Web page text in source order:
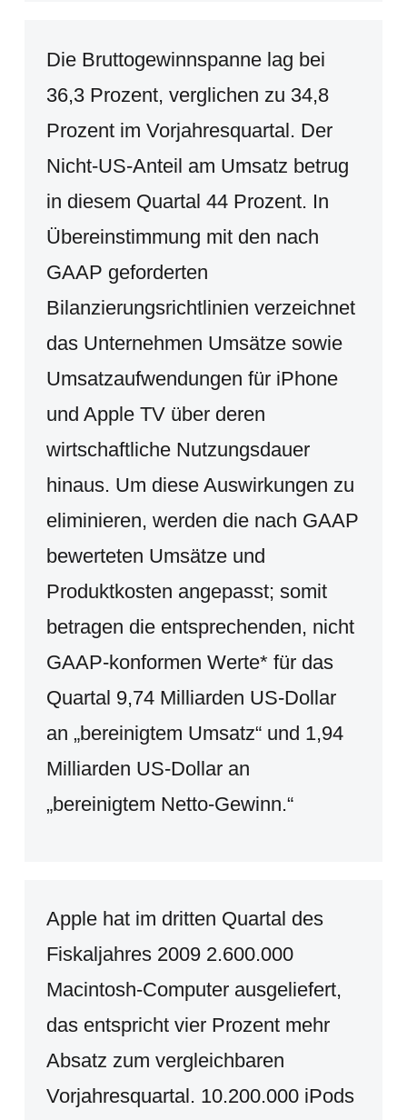
Die Bruttogewinnspanne lag bei
36,3 Prozent, verglichen zu 34,8
Prozent im Vorjahresquartal. Der
Nicht-US-Anteil am Umsatz betrug
in diesem Quartal 44 Prozent. In
Übereinstimmung mit den nach
GAAP geforderten
Bilanzierungsrichtlinien verzeichnet
das Unternehmen Umsätze sowie
Umsatzaufwendungen für iPhone
und Apple TV über deren
wirtschaftliche Nutzungsdauer
hinaus. Um diese Auswirkungen zu
eliminieren, werden die nach GAAP
bewerteten Umsätze und
Produktkosten angepasst; somit
betragen die entsprechenden, nicht
GAAP-konformen Werte* für das
Quartal 9,74 Milliarden US-Dollar
an „bereinigtem Umsatz“ und 1,94
Milliarden US-Dollar an
„bereinigtem Netto-Gewinn.“
Apple hat im dritten Quartal des
Fiskaljahres 2009 2.600.000
Macintosh-Computer ausgeliefert,
das entspricht vier Prozent mehr
Absatz zum vergleichbaren
Vorjahresquartal. 10.200.000 iPods